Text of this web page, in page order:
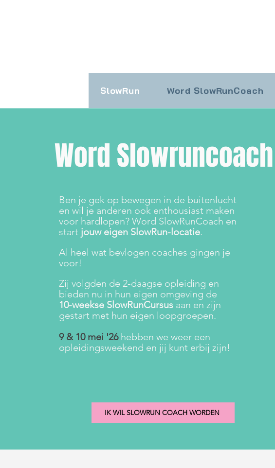
SlowRun Word SlowRunCoach
Word Slowruncoach
Ben je gek op bewegen in de buitenlucht
en wil je anderen ook enthousiast maken
voor hardlopen? Word SlowRunCoach en
start jouw eigen SlowRun-locatie.
Al heel wat bevlogen coaches gingen je
voor!
Zij volgden de 2-daagse opleiding en
bieden nu in hun eigen omgeving de
10-weekse SlowRunCursus aan en zijn
gestart met hun eigen loopgroepen.
9 & 10 mei '26 hebben we weer een
opleidingsweekend en jij kunt erbij zijn!
IK WIL SLOWRUN COACH WORDEN